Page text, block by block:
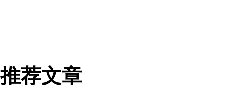
推荐文章